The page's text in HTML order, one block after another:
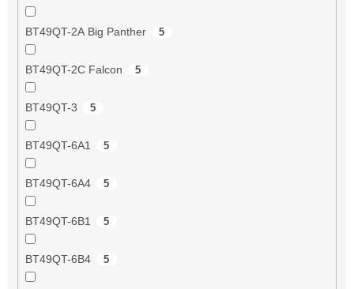
BT49QT-2A Big Panther 5
BT49QT-2C Falcon 5
BT49QT-3 5
BT49QT-6A1 5
BT49QT-6A4 5
BT49QT-6B1 5
BT49QT-6B4 5